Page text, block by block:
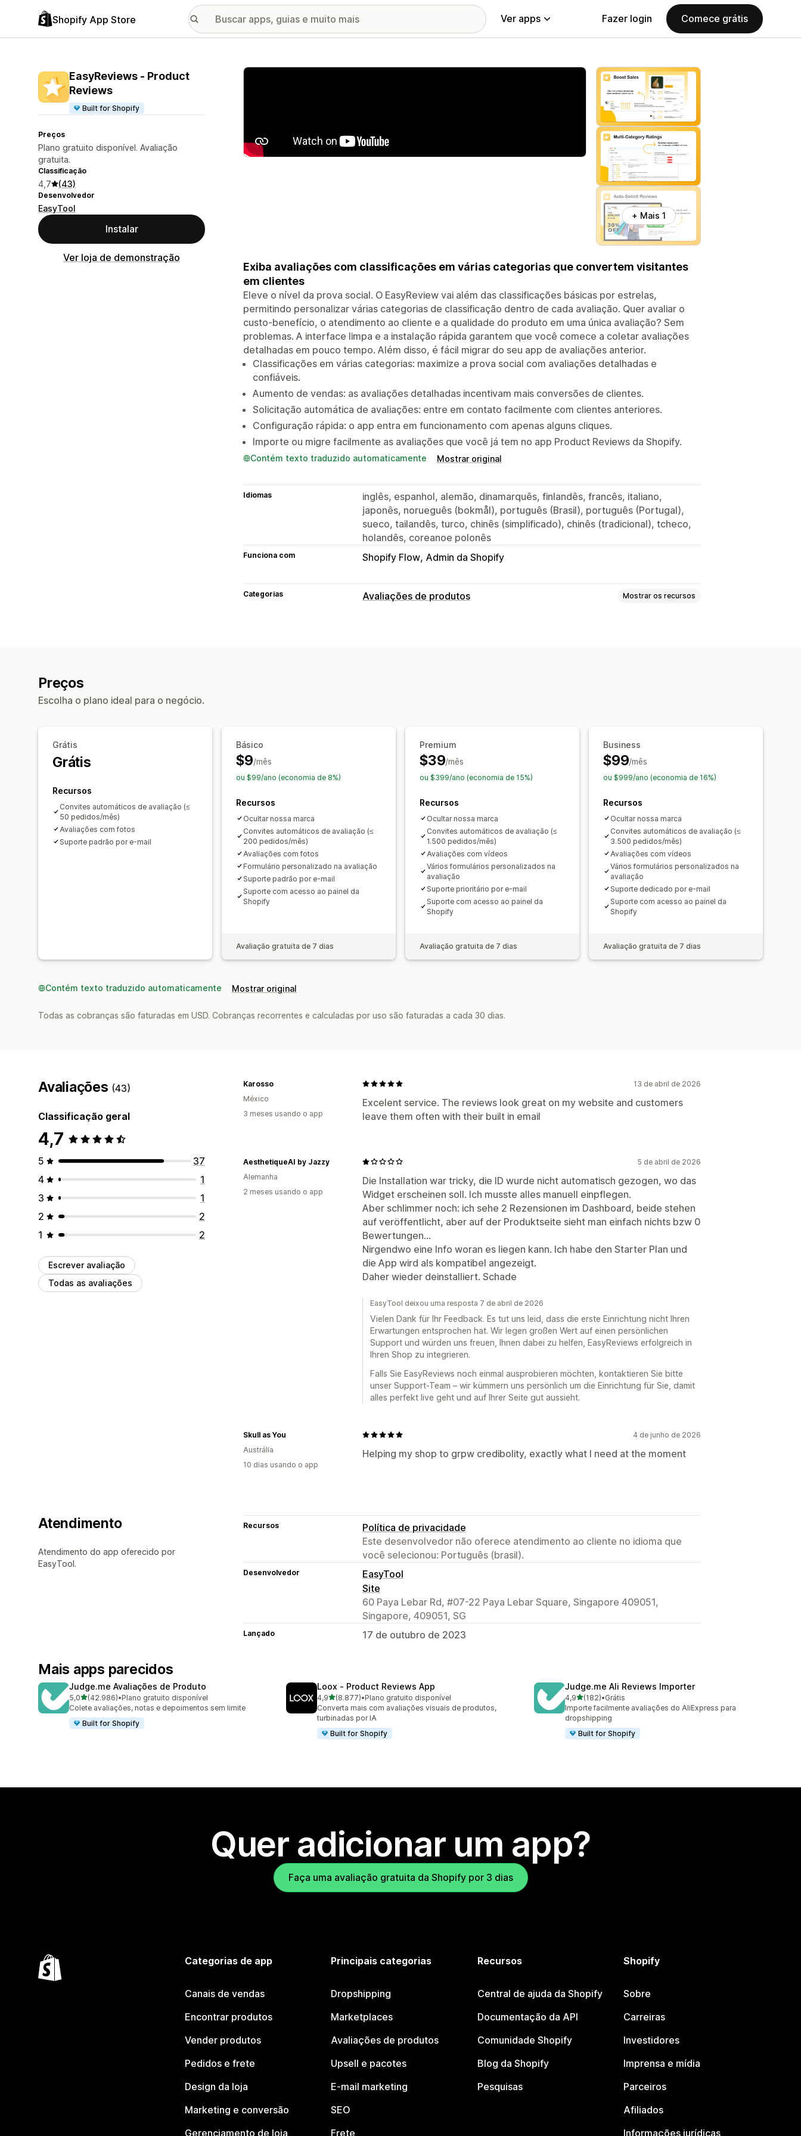
Shopify App Store Ver apps Fazer login Comece grátis
EasyReviews ‑ Product
Reviews
Built for Shopify
Preços
Plano gratuito disponível. Avaliação
gratuita.
Classificação
4,7 (43)
Desenvolvedor
EasyTool
Instalar
Ver loja de demonstração
Galeria de imagens em destaque
+ Mais 1
Exiba avaliações com classificações em várias categorias que convertem visitantes
em clientes
Eleve o nível da prova social. O EasyReview vai além das classificações básicas por estrelas,
permitindo personalizar várias categorias de classificação dentro de cada avaliação. Quer avaliar o
custo-benefício, o atendimento ao cliente e a qualidade do produto em uma única avaliação? Sem
problemas. A interface limpa e a instalação rápida garantem que você comece a coletar avaliações
detalhadas em pouco tempo. Além disso, é fácil migrar do seu app de avaliações anterior.
Classificações em várias categorias: maximize a prova social com avaliações detalhadas e
confiáveis.
Aumento de vendas: as avaliações detalhadas incentivam mais conversões de clientes.
Solicitação automática de avaliações: entre em contato facilmente com clientes anteriores.
Configuração rápida: o app entra em funcionamento com apenas alguns cliques.
Importe ou migre facilmente as avaliações que você já tem no app Product Reviews da Shopify.
Contém texto traduzido automaticamente Mostrar original
Idiomas
inglês, espanhol, alemão, dinamarquês, finlandês, francês, italiano,
japonês, norueguês (bokmål), português (Brasil), português (Portugal),
sueco, tailandês, turco, chinês (simplificado), chinês (tradicional), tcheco,
holandês, coreanoe polonês
Funciona com Shopify Flow Admin da Shopify
Categorias Avaliações de produtos Mostrar os recursos
Solicitações por e-mail
Importação e exportação
Migração de avaliações
Preços
Escolha o plano ideal para o negócio.
Grátis
Grátis
Recursos
Convites automáticos de avaliação (≤
50 pedidos/mês)
Avaliações com fotos
Suporte padrão por e-mail
Básico
$9/mês
ou $99/ano (economia de 8%)
Recursos
Ocultar nossa marca
Convites automáticos de avaliação (≤
200 pedidos/mês)
Avaliações com fotos
Formulário personalizado na avaliação
Suporte padrão por e-mail
Suporte com acesso ao painel da
Shopify
Avaliação gratuita de 7 dias
Premium
$39/mês
ou $399/ano (economia de 15%)
Recursos
Ocultar nossa marca
Convites automáticos de avaliação (≤
1.500 pedidos/mês)
Avaliações com vídeos
Vários formulários personalizados na
avaliação
Suporte prioritário por e-mail
Suporte com acesso ao painel da
Shopify
Avaliação gratuita de 7 dias
Business
$99/mês
ou $999/ano (economia de 16%)
Recursos
Ocultar nossa marca
Convites automáticos de avaliação (≤
3.500 pedidos/mês)
Avaliações com vídeos
Vários formulários personalizados na
avaliação
Suporte dedicado por e-mail
Suporte com acesso ao painel da
Shopify
Avaliação gratuita de 7 dias
Contém texto traduzido automaticamente Mostrar original
Todas as cobranças são faturadas em USD. Cobranças recorrentes e calculadas por uso são faturadas a cada 30 dias.
Avaliações (43)
Classificação geral
4,7
5
37
4
1
3
1
2
2
1
2
Escrever avaliação
Todas as avaliações
13 de abril de 2026
Excelent service. The reviews look great on my website and customers
leave them often with their built in email
Karosso
México
3 meses usando o app
5 de abril de 2026
Die Installation war tricky, die ID wurde nicht automatisch gezogen, wo das
Widget erscheinen soll. Ich musste alles manuell einpflegen.
Aber schlimmer noch: ich sehe 2 Rezensionen im Dashboard, beide stehen
auf veröffentlicht, aber auf der Produktseite sieht man einfach nichts bzw 0
Bewertungen...
Nirgendwo eine Info woran es liegen kann. Ich habe den Starter Plan und
die App wird als kompatibel angezeigt.
Daher wieder deinstalliert. Schade
AesthetiqueAI by Jazzy
Alemanha
2 meses usando o app
EasyTool deixou uma resposta 7 de abril de 2026
Vielen Dank für Ihr Feedback. Es tut uns leid, dass die erste Einrichtung nicht Ihren
Erwartungen entsprochen hat. Wir legen großen Wert auf einen persönlichen
Support und würden uns freuen, Ihnen dabei zu helfen, EasyReviews erfolgreich in
Ihren Shop zu integrieren.
Falls Sie EasyReviews noch einmal ausprobieren möchten, kontaktieren Sie bitte
unser Support-Team – wir kümmern uns persönlich um die Einrichtung für Sie, damit
alles perfekt live geht und auf Ihrer Seite gut aussieht.
4 de junho de 2026
Helping my shop to grpw credibolity, exactly what I need at the moment
Skull as You
Austrália
10 dias usando o app
Atendimento
Atendimento do app oferecido por
EasyTool.
Recursos
Política de privacidade
Este desenvolvedor não oferece atendimento ao cliente no idioma que
você selecionou: Português (brasil).
Desenvolvedor
EasyTool
Site
60 Paya Lebar Rd, #07-22 Paya Lebar Square, Singapore 409051,
Singapore, 409051, SG
Lançado 17 de outubro de 2023
Mais apps parecidos
Judge.me Avaliações de Produto
5,0de 5 estrelas
(42.986)
42986 avaliações ao todo
•Plano gratuito disponível
Colete avaliações, notas e depoimentos sem limite
Built for Shopify
Loox ‑ Product Reviews App
4,9de 5 estrelas
(8.877)
8877 avaliações ao todo
•Plano gratuito disponível
Converta mais com avaliações visuais de produtos,
turbinadas por IA
Built for Shopify
Judge.me Ali Reviews Importer
4,9de 5 estrelas
(182)
182 avaliações ao todo
•Grátis
Importe facilmente avaliações do AliExpress para
dropshipping
Built for Shopify
Quer adicionar um app?
Faça uma avaliação gratuita da Shopify por 3 dias
Categorias de app
Canais de vendas
Encontrar produtos
Vender produtos
Pedidos e frete
Design da loja
Marketing e conversão
Gerenciamento de loja
Principais categorias
Dropshipping
Marketplaces
Avaliações de produtos
Upsell e pacotes
E-mail marketing
SEO
Frete
Recursos
Central de ajuda da Shopify
Documentação da API
Comunidade Shopify
Blog da Shopify
Pesquisas
Shopify
Sobre
Carreiras
Investidores
Imprensa e mídia
Parceiros
Afiliados
Informações jurídicas